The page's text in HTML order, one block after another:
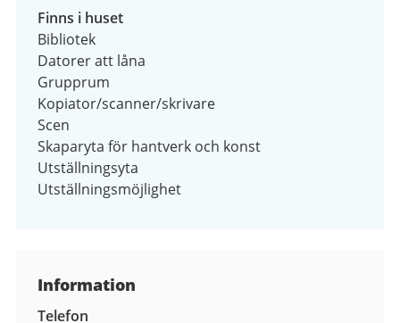
Finns i huset
Bibliotek
Datorer att låna
Grupprum
Kopiator/scanner/skrivare
Scen
Skaparyta för hantverk och konst
Utställningsyta
Utställningsmöjlighet
Information
Telefon